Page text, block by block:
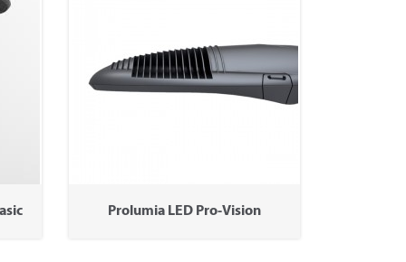
Prolumia LED Pro-Vision